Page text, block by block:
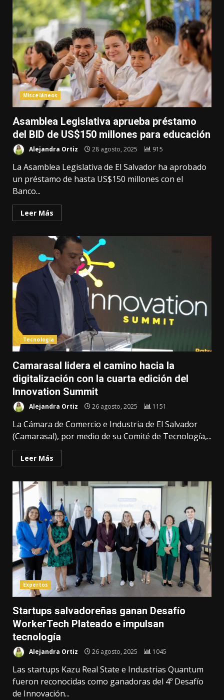
Misceláneos
Asamblea Legislativa aprueba préstamo
del BID de US$150 millones para educación
Alejandra Ortiz 28 agosto, 2025 915
La Asamblea Legislativa de El Salvador ha aprobado
un préstamo de hasta US$150 millones con el
Banco...
Leer Más
Tecnología
Camarasal lidera el camino hacia la
digitalización con la cuarta edición del
Innovation Summit
Alejandra Ortiz 26 agosto, 2025 1151
La Cámara de Comercio e Industria de El Salvador
(Camarasal), por medio de su Comité de Tecnología,...
Leer Más
Expertos
Startups salvadoreñas ganan Desafío
WorkerTech Plateado e impulsan
tecnología
Alejandra Ortiz 26 agosto, 2025 1045
Las startups Kazu Real State e Industrias Quantum
fueron reconocidas como ganadoras del 4º Desafío
de Innovación...